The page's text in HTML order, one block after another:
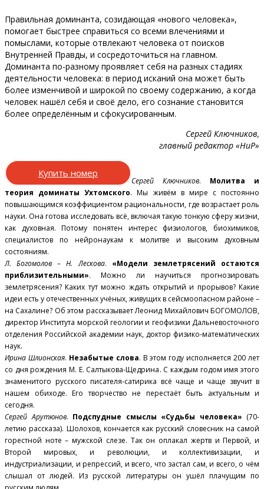
Правильная доминанта, созидающая «нового человека»,
помогает быстрее справиться со всеми влечениями и
помыслами, которые отвлекают человека от поисков
Внутренней Правды, и сосредоточиться на главном.
Доминанта по-разному проявляет себя на разных стадиях
деятельности человека: в период исканий она может быть
более изменчивой и широкой по своему содержанию, а когда
человек нашёл себя и своё дело, его сознание становится
более определённым и сфокусированным.
Сергей Ключников,
главный редактор «НиР»
Купить номер
Сергей Ключников. Молитва и
теория доминаты Ухтомского. Мы живём в мире с постоянно
повышающимся коэффициентом рациональности, где возрастает роль
науки. Она готова исследовать всё, включая такую тонкую сферу жизни,
как духовная. Потому понятен интерес физиологов, биохимиков,
специалистов по нейронаукам к молитве и высоким духовным
состояниям.
Л. Богомолов – Н. Лескова. «Модели землетрясений остаются
приблизительными». Можно ли научиться прогнозировать
землетрясения? Каких тут можно ждать открытий и прорывов? Какие
идеи есть у отечественных учёных, живущих в сейсмоопасном районе –
на Сахалине? Об этом рассказывает Леонид Михайлович БОГОМОЛОВ,
директор Института морской геологии и геофизики Дальневосточного
отделения Российской академии наук, доктор физико-математических
наук.
Ирина Шлионская. Незабытые слова. В этом году исполняется 200 лет
со дня рождения М. Е. Салтыкова-Щедрина. С каждым годом имя этого
знаменитого русского писателя-сатирика всё чаще и чаще звучит в
нашем обиходе. Его творчество не перестаёт быть актуальным и
сегодня.
Сергей Арутюнов. Подспудные смыслы «Судьбы человека» (70-
летию рассказа). Шолохов, кончается как русский словесник на самой
горестной ноте – мужской слезе. Так он оплакал жертв и Первой, и
Второй мировых, и революции, и коллективизации, и
индустриализации, и репрессий, и всего, что застал сам, и всего, о чём
слышал от людей. Из русской литературы он ушёл плачущим по